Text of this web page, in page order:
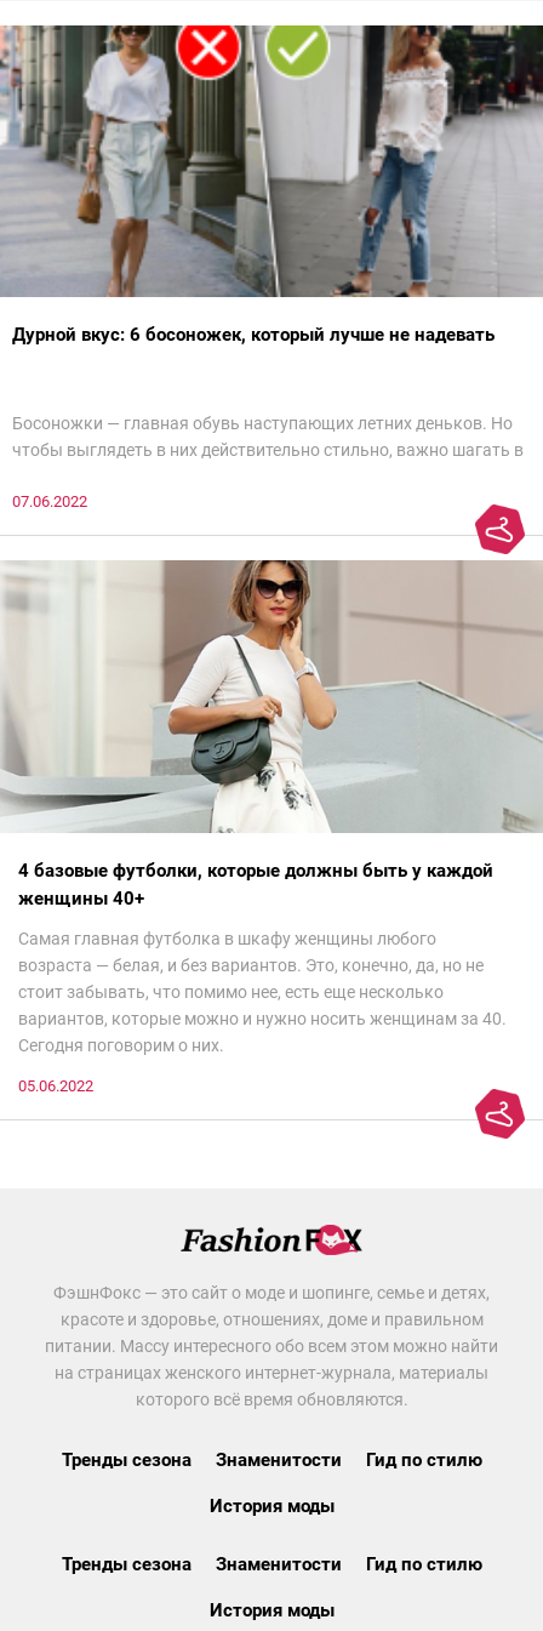
Дурной вкус: 6 босоножек, который лучше не надевать
Босоножки — главная обувь наступающих летних деньков. Но
чтобы выглядеть в них действительно стильно, важно шагать в
сезоне лучше не надевать. Потому что они — гарант дурного
07.06.2022
4 базовые футболки, которые должны быть у каждой
женщины 40+
Самая главная футболка в шкафу женщины любого
возраста — белая, и без вариантов. Это, конечно, да, но не
стоит забывать, что помимо нее, есть еще несколько
вариантов, которые можно и нужно носить женщинам за 40.
Сегодня поговорим о них.
05.06.2022
ФэшнФокс — это сайт о моде и шопинге, семье и детях,
красоте и здоровье, отношениях, доме и правильном
питании. Массу интересного обо всем этом можно найти
на страницах женского интернет-журнала, материалы
которого всё время обновляются.
Тренды сезона Знаменитости Гид по стилю
История моды
Тренды сезона Знаменитости Гид по стилю
История моды